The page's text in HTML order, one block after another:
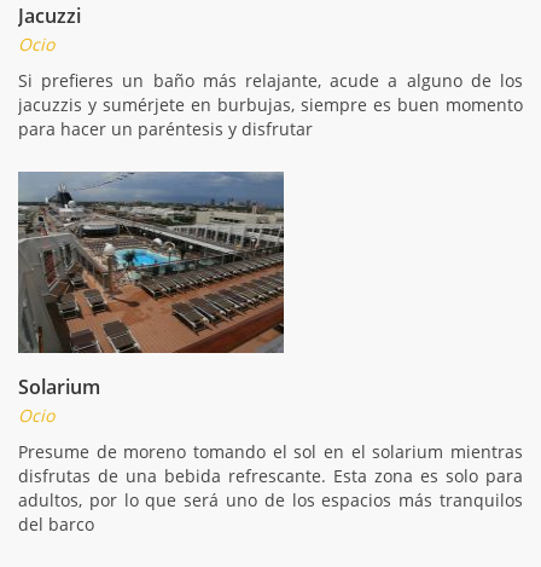
Jacuzzi
Ocio
Si prefieres un baño más relajante, acude a alguno de los
jacuzzis y sumérjete en burbujas, siempre es buen momento
para hacer un paréntesis y disfrutar
Solarium
Ocio
Presume de moreno tomando el sol en el solarium mientras
disfrutas de una bebida refrescante. Esta zona es solo para
adultos, por lo que será uno de los espacios más tranquilos
del barco